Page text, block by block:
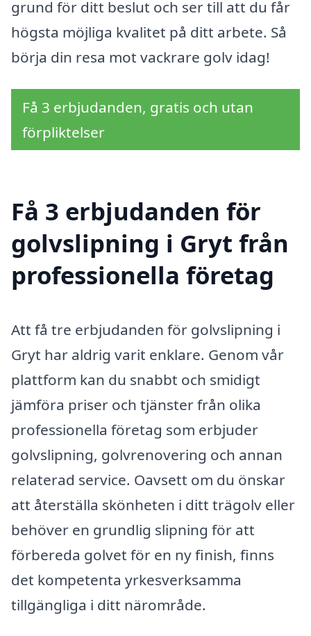
grund för ditt beslut och ser till att du får
högsta möjliga kvalitet på ditt arbete. Så
börja din resa mot vackrare golv idag!
Få 3 erbjudanden, gratis och utan
förpliktelser
Få 3 erbjudanden för
golvslipning i Gryt från
professionella företag
Att få tre erbjudanden för golvslipning i
Gryt har aldrig varit enklare. Genom vår
plattform kan du snabbt och smidigt
jämföra priser och tjänster från olika
professionella företag som erbjuder
golvslipning, golvrenovering och annan
relaterad service. Oavsett om du önskar
att återställa skönheten i ditt trägolv eller
behöver en grundlig slipning för att
förbereda golvet för en ny finish, finns
det kompetenta yrkesverksamma
tillgängliga i ditt närområde.